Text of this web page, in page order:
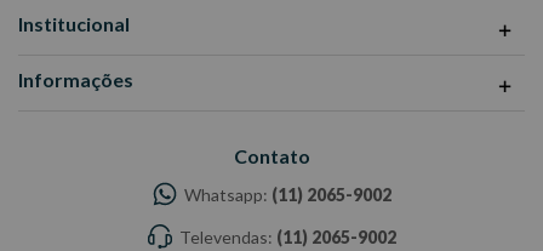
Institucional
Informações
Contato
Whatsapp: (11) 2065-9002
Televendas: (11) 2065-9002